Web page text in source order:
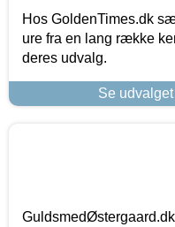
Hos GoldenTimes.dk
ure fra en lang række
deres udvalg.
Se